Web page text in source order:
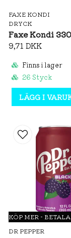
FAXE KONDI
DRYCK
Faxe Kondi
9,71 DKK
Finns i lager
26 Styck
LÄGG I
KÖP MER -
DR PEPPER